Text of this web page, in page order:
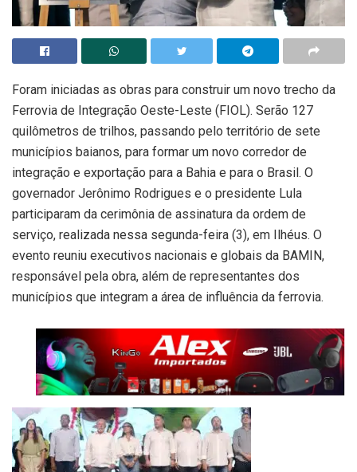
Foram iniciadas as obras para construir um novo trecho da
Ferrovia de Integração Oeste-Leste (FIOL). Serão 127
quilômetros de trilhos, passando pelo território de sete
municípios baianos, para formar um novo corredor de
integração e exportação para a Bahia e para o Brasil. O
governador Jerônimo Rodrigues e o presidente Lula
participaram da cerimônia de assinatura da ordem de
serviço, realizada nessa segunda-feira (3), em Ilhéus. O
evento reuniu executivos nacionais e globais da BAMIN,
responsável pela obra, além de representantes dos
municípios que integram a área de influência da ferrovia.